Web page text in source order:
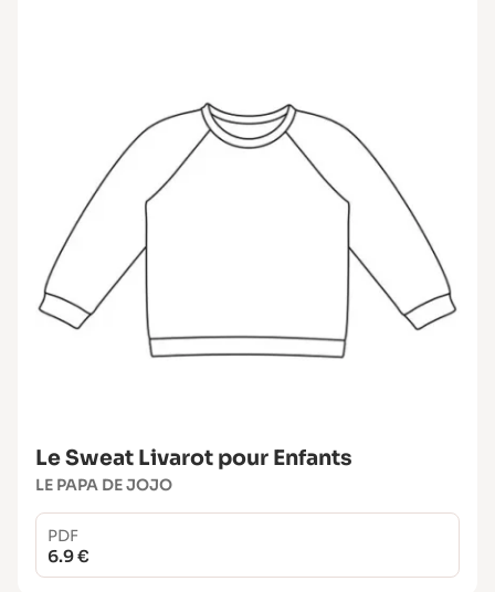
Le Sweat Livarot pour Enfants
LE PAPA DE JOJO
PDF
6.9 €